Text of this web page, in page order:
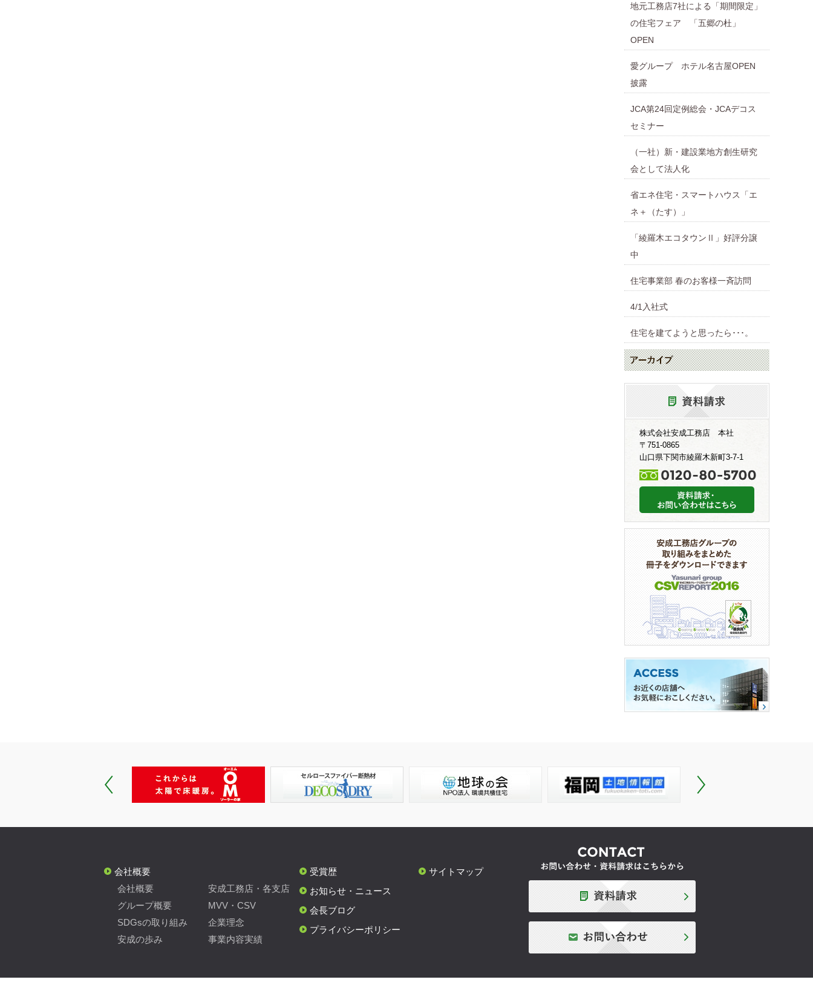
地元工務店7社による「期間限定」
の住宅フェア 「五郷の杜」
OPEN
愛グループ ホテル名古屋OPEN
披露
JCA第24回定例総会・JCAデコス
セミナー
（一社）新・建設業地方創生研究
会として法人化
省エネ住宅・スマートハウス「エ
ネ＋（たす）」
「綾羅木エコタウンⅡ」好評分譲
中
住宅事業部 春のお客様一斉訪問
4/1入社式
住宅を建てようと思ったら･･･。
株式会社安成工務店 本社
〒751-0865
山口県下関市綾羅木新町3-7-1
会社概要
会社概要
安成工務店・各支店
グループ概要
MVV・CSV
SDGsの取り組み
企業理念
安成の歩み
事業内容実績
受賞歴
お知らせ・ニュース
会長ブログ
プライバシーポリシー
サイトマップ